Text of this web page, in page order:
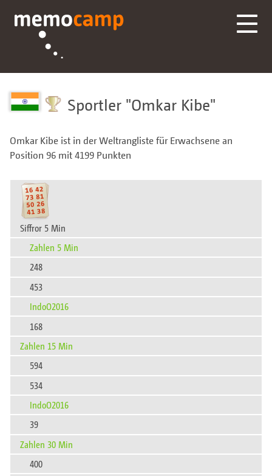
Sportler Omkar Kibe
Omkar Kibe ist in der Weltrangliste für Erwachsene an
Position 96 mit 4199 Punkten
Siffror 5 Min
Zahlen 5 Min
248
453
IndoO2016
168
Zahlen 15 Min
594
534
IndoO2016
39
Zahlen 30 Min
400